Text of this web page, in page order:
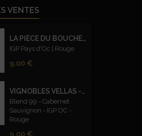
VENTES
LA PIÈCE DU BOUCHER
IGP Pays d'Oc | Rouge
Prix
9,00 €
VIGNOBLES VELLAS - CUVEE PRESTIGE BLEND 99 CABERNET SAUVIGNON – ROUGE
Blend 99 - Cabernet
Sauvignon - IGP OC -
Rouge
Prix
9,00 €